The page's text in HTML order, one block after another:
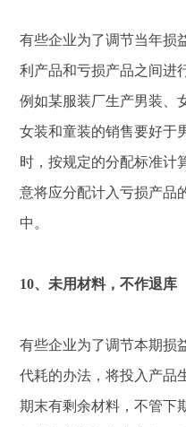
有些企业为了调节当年损
利产品和亏损产品之间进
例如某服装厂生产男装、
女装和童装的销售要好于
时，按规定的分配标准计
意将应分配计入亏损产品
中。
10、未用材料，不作退库
有些企业为了调节本期损
代耗的办法，将投入产品
期末有剩余材料，不管下